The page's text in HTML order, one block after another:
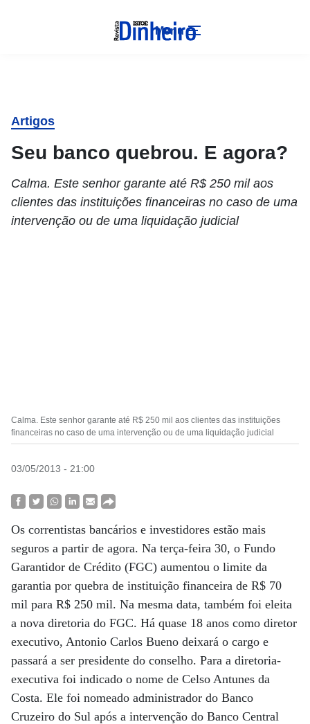
Menu
Artigos
Seu banco quebrou. E agora?
Calma. Este senhor garante até R$ 250 mil aos
clientes das instituições financeiras no caso de uma
intervenção ou de uma liquidação judicial
Calma. Este senhor garante até R$ 250 mil aos clientes das instituições
financeiras no caso de uma intervenção ou de uma liquidação judicial
03/05/2013 - 21:00
Os correntistas bancários e investidores estão mais
seguros a partir de agora. Na terça-feira 30, o Fundo
Garantidor de Crédito (FGC) aumentou o limite da
garantia por quebra de instituição financeira de R$ 70
mil para R$ 250 mil. Na mesma data, também foi eleita
a nova diretoria do FGC. Há quase 18 anos como diretor
executivo, Antonio Carlos Bueno deixará o cargo e
passará a ser presidente do conselho. Para a diretoria-
executiva foi indicado o nome de Celso Antunes da
Costa. Ele foi nomeado administrador do Banco
Cruzeiro do Sul após a intervenção do Banco Central